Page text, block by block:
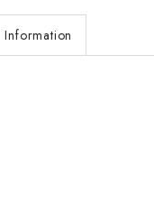
Information